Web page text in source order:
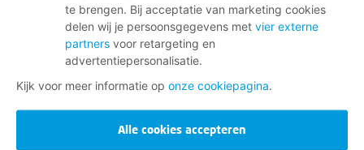
te brengen. Bij acceptatie van marketing cookies
delen wij je persoonsgegevens met vier externe
partners voor retargeting en
advertentiepersonalisatie.
Kijk voor meer informatie op onze cookiepagina.
Alle cookies accepteren